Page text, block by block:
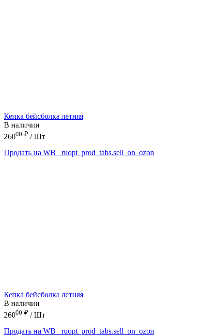
Кепка бейсболка летняя
В наличии
26000 ₽ / Шт
Продать на WB
_ruopt_prod_tabs.sell_on_ozon
Кепка бейсболка летняя
В наличии
26000 ₽ / Шт
Продать на WB
_ruopt_prod_tabs.sell_on_ozon